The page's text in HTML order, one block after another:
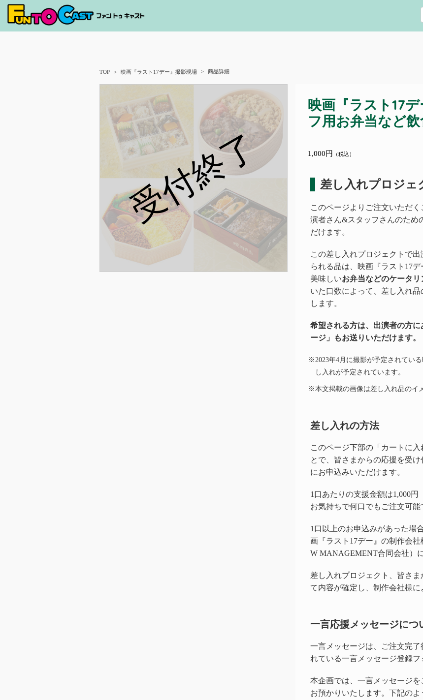
TOP 映画『ラスト17デー』撮影現場 商品詳細
受付終了
映画『ラスト17
フ用お弁当など
1,000円 （税込）
差し入れプロジェ
このページよりご注文いただ
演者さん&スタッフさんのため
だけます。
この差し入れプロジェクトで
られる品は、映画『ラスト17
美味しいお弁当などのケータリ
いた口数によって、差し入れ
します。
希望される方は、出演者の方
ージ」もお送りいただけます。
※2023年4月に撮影が予定されてい
し入れが予定されています。
※本文掲載の画像は差し入れ品のイ
差し入れの方法
このページ下部の「カートに
とで、皆さまからの応援を受
にお申込みいただけます。
1口あたりの支援金額は1,000円
お気持ちで何口でもご注文可能
1口以上のお申込みがあった場
画『ラスト17デー』の制作会社
W MANAGEMENT合同会社）
差し入れプロジェクト、皆さ
て内容が確定し、制作会社様に
一言応援メッセージにつ
一言メッセージは、ご注文完
れている一言メッセージ登録フ
本企画では、一言メッセージ
お預かりいたします。下記の